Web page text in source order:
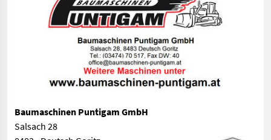
Baumaschinen Puntigam GmbH
Salsach 28